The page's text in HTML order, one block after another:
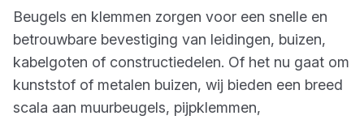
Beugels en klemmen zorgen voor een snelle en
betrouwbare bevestiging van leidingen, buizen,
kabelgoten of constructiedelen. Of het nu gaat om
kunststof of metalen buizen, wij bieden een breed
scala aan muurbeugels, pijpklemmen,